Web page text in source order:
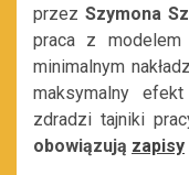
przezSzymona
praca z
minimalnym
maksymalny
zdradzi tajniki
obowiązują zapisy